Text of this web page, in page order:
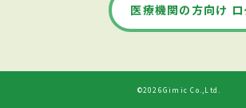
医療機関の方向け
©2026Gimic Co.,Ltd.